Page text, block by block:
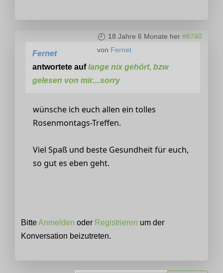
18 Jahre 6 Monate her #8740
von Fernet
Fernet
antwortete auflange nix gehört, bzw
gelesen von mir....sorry
wünsche ich euch allen ein tolles
Rosenmontags-Treffen.
Viel Spaß und beste Gesundheit für euch,
so gut es eben geht.
BitteAnmelden oder Registrieren um der
Konversation beizutreten.